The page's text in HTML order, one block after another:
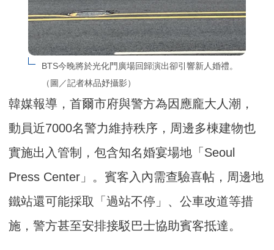
BTS今晚將於光化門廣場回歸演出卻引響新人婚禮。
（圖／記者林品妤攝影）
韓媒報導，首爾市府與警方為因應龐大人潮，
動員近7000名警力維持秩序，周邊多棟建物也
實施出入管制，包含知名婚宴場地「Seoul
Press Center」。賓客入內需查驗喜帖，周邊地
鐵站還可能採取「過站不停」、公車改道等措
施，警方甚至安排接駁巴士協助賓客抵達。